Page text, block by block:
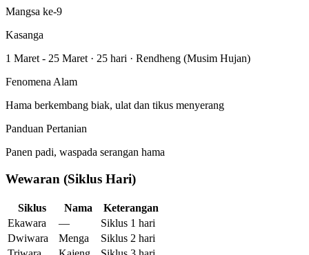
Mangsa ke-9
Kasanga
1 Maret - 25 Maret · 25 hari · Rendheng (Musim Hujan)
Fenomena Alam
Hama berkembang biak, ulat dan tikus menyerang
Panduan Pertanian
Panen padi, waspada serangan hama
Wewaran (Siklus Hari)
Siklus Nama
Keterangan
Ekawara
—
Siklus 1 hari
Dwiwara
Menga
Siklus 2 hari